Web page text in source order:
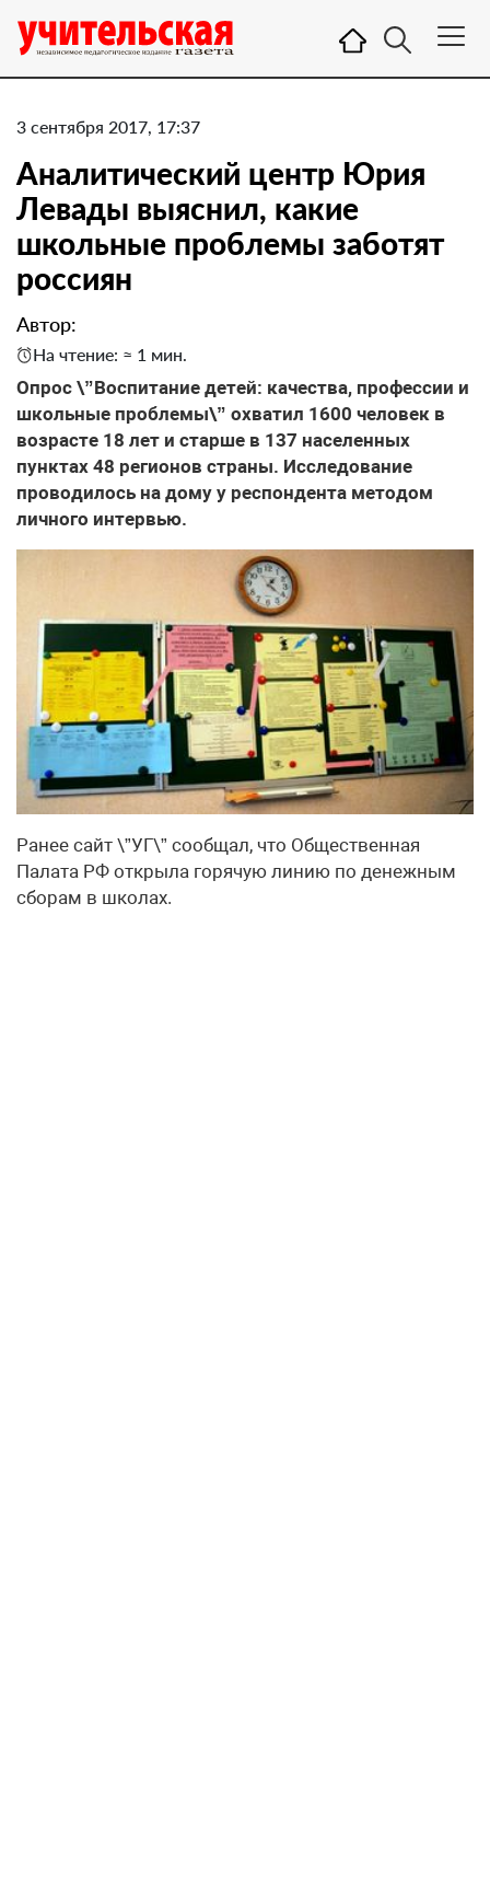
3 сентября 2017, 17:37
Аналитический центр Юрия
Левады выяснил, какие
школьные проблемы заботят
россиян
Автор:
На чтение: ≈ 1 мин.
Опрос \”Воспитание детей: качества, профессии и
школьные проблемы\” охватил 1600 человек в
возрасте 18 лет и старше в 137 населенных
пунктах 48 регионов страны. Исследование
проводилось на дому у респондента методом
личного интервью.
Ранее сайт \”УГ\” сообщал, что Общественная
Палата РФ открыла горячую линию по денежным
сборам в школах.